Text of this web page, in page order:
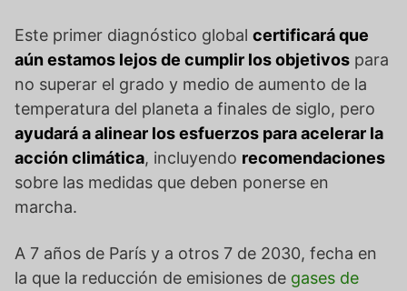
Este primer diagnóstico global certificará que
aún estamos lejos de cumplir los objetivos para
no superar el grado y medio de aumento de la
temperatura del planeta a finales de siglo, pero
ayudará a alinear los esfuerzos para acelerar la
acción climática, incluyendo recomendaciones
sobre las medidas que deben ponerse en
marcha.
A 7 años de París y a otros 7 de 2030, fecha en
la que la reducción de emisiones de gases de